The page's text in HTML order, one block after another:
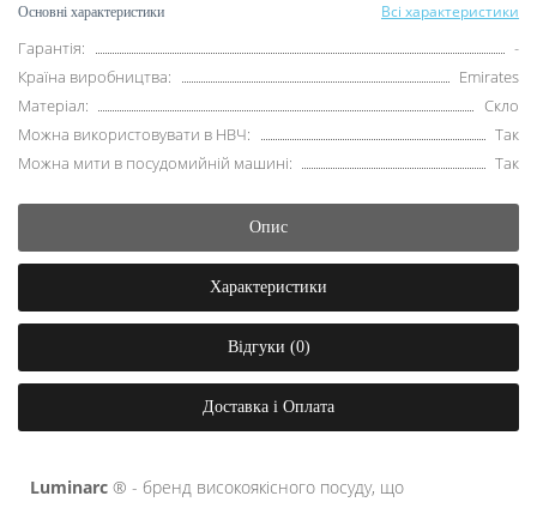
Основні характеристики Всі характеристики
Гарантія:
-
Країна виробництва:
Emirates
Матеріал:
Скло
Можна використовувати в НВЧ:
Так
Можна мити в посудомийній машині:
Так
Опис
Характеристики
Відгуки (0)
Доставка і Оплата
Luminarc ® - бренд високоякісного посуду, що